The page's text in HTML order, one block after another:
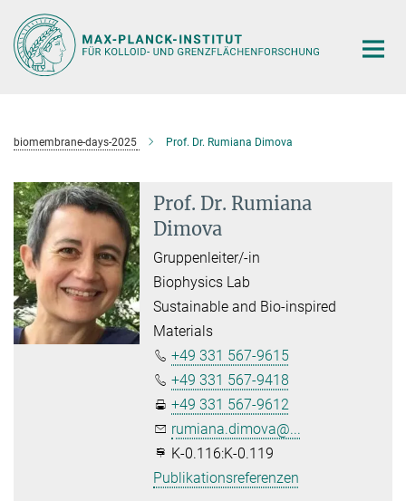
Hauptinhalt
biomembrane-days-2025 Prof. Dr. Rumiana Dimova
Prof. Dr. Rumiana
Dimova
Gruppenleiter/-in
Biophysics Lab
Sustainable and Bio-inspired
Materials
+49 331 567-9615
+49 331 567-9418
+49 331 567-9612
rumiana.dimova@...
K-0.116:K-0.119
Publikationsreferenzen